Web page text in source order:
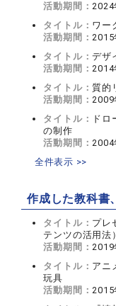
活動期間：2024
タイトル： ワー
活動期間：2015
タイトル：デザ
活動期間：2014
タイトル：質的
活動期間：2009
タイトル： ドロ
の制作
活動期間：2004
全件表示 >>
作成した教科書
タイトル： プレ
テンツの活用法）
活動期間：2019
タイトル： アニ
玩具
活動期間：2015